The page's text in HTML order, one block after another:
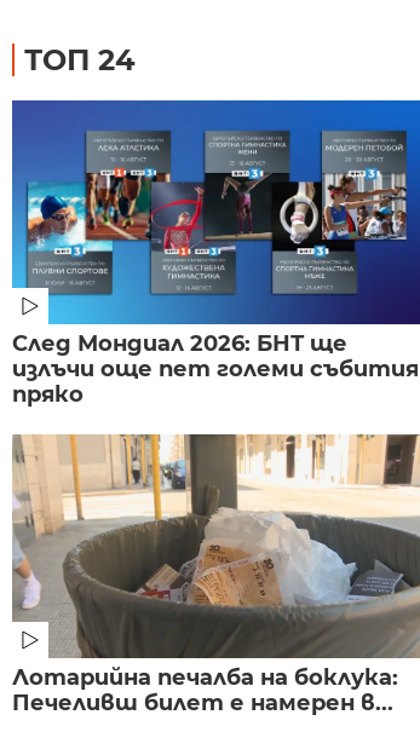
ТОП 24
След Мондиал 2026: БНТ ще
излъчи още пет големи събития
пряко
Лотарийна печалба на боклука:
Печеливш билет е намерен в...